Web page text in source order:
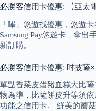
必勝客信用卡優惠: 【亞太
「嗶」悠遊找優惠，悠遊
Samsung Pay悠遊卡，拿
新訂購。
必勝客信用卡優惠: 吋披薩
單點香菜皮蛋豬血糕大比
物為準，比薩餅皮升等須
功能之信用卡。 鮮美的蘑